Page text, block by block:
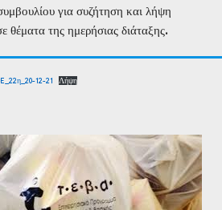
για συζήτηση και λήψη
θέματα της ημερήσιας διάταξης.
12-21 Λήψη